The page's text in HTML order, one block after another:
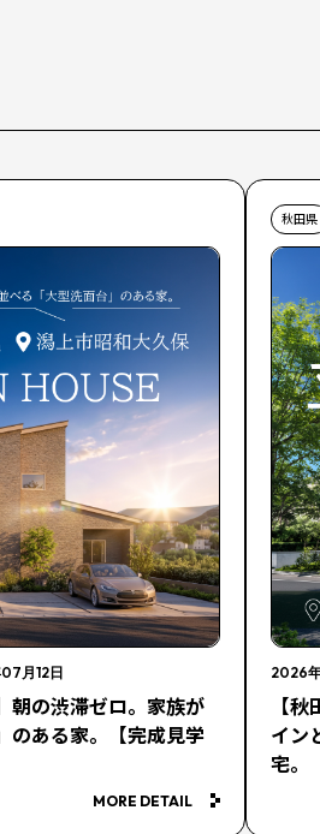
月12日
朝の渋滞ゼロ。家族が
のある家。【完成見学
MORE DETAIL
秋田県
2026
【
イン
宅。